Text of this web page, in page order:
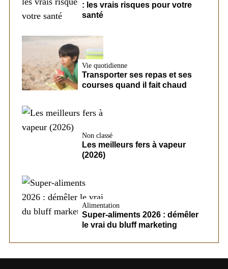
: les vrais risques pour votre
santé
Vie quotidienne
Transporter ses repas et ses
courses quand il fait chaud
Non classé
Les meilleurs fers à vapeur
(2026)
Alimentation
Super-aliments 2026 : démêler
le vrai du bluff marketing